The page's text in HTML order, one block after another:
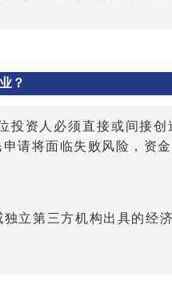
？
投资人必须直接或间接创
请将面临失败风险，资
立第三方机构出具的经